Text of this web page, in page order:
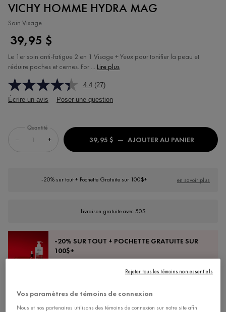
VICHY HOMME HYDRA MAG
Soin Visage
39,95 $
Le 1er soin anti-fatigue 2 en 1 Visage + Yeux pour tonifier la peau et
réduire poches et cernes. For ... Lire plus
4.4 (27)
Écrire un avis
Poser une question
Quantité
+ 39,95 $ ― AJOUTER AU PANIER VICHY
-20% sur tout + Pochette Gratuite sur 100$+ en savoir plus
Livraison gratuite avec 50$
-20% SUR TOUT + POCHETTE GRATUITE SUR
100$+
Rabais appliqué au panier
Achetez-le avec
Vos paramètres de témoins de connexion
Nous et nos partenaires utilisons des témoins de connexion sur notre site afin
Rejeter tous les témoins non-essentiels